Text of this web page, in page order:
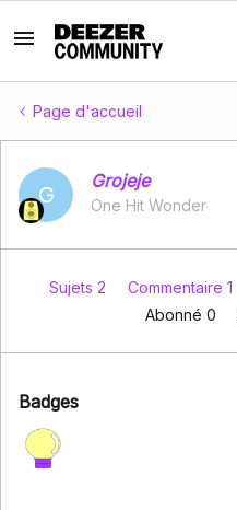
Page d'accueil
G
Grojeje
One Hit Wonder
Sujets 2 Commentaire 1
Abonné 0
Badges